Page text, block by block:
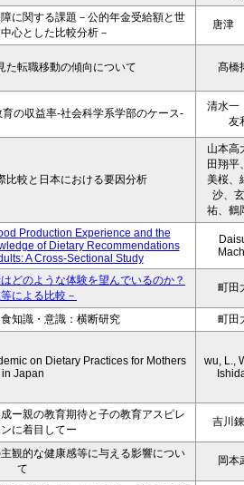
に関する課題－公的年金受給額と世
心とした比較分析－
唐津
た転職移動の傾向について 髙橋
の収益率-社会科学系学部のケース-
清水一
友
比較と日本における要因分析
山本高
田翔平
美桜、
沙、
祐、鶴
Production Experience and the
of Dietary Recommendations
A Cross-Sectional Study
どのような体験を望んでいるのか？
による比較－
町田
知識・意識：横断研究 町田
on Dietary Practices for Mothers
in Japan
wu, L.,
ー親の教育期待と子の教育アスピレ
に着目してー
吉川
観的な健康感等に与える影響につい
て
岡本